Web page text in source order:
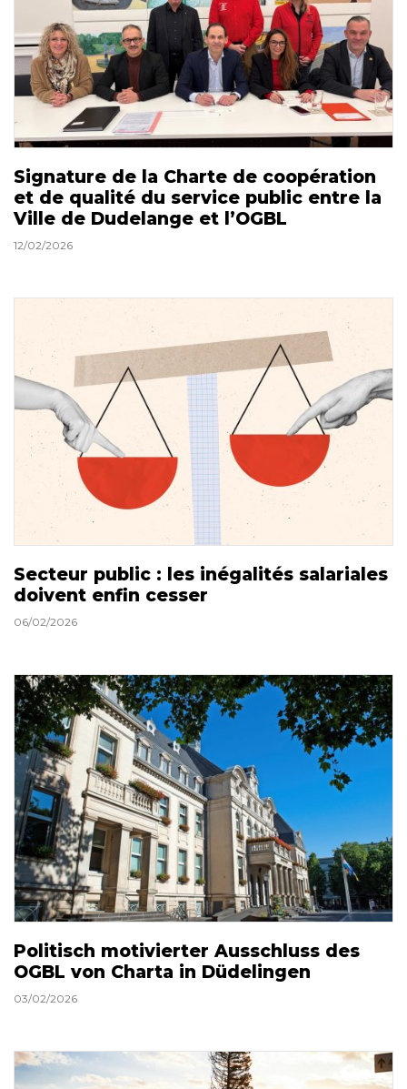
Signature de la Charte de coopération
et de qualité du service public entre la
Ville de Dudelange et l’OGBL
12/02/2026
Secteur public : les inégalités salariales
doivent enfin cesser
06/02/2026
Politisch motivierter Ausschluss des
OGBL von Charta in Düdelingen
03/02/2026